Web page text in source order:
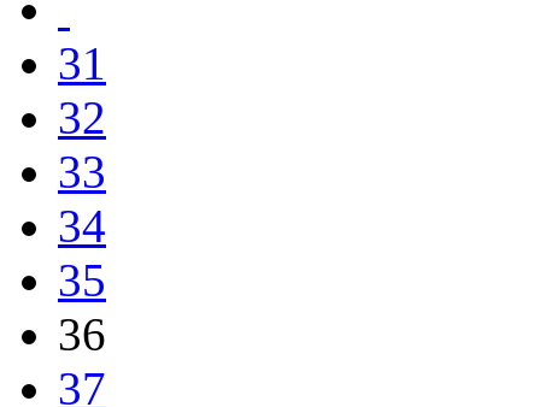
31
32
33
34
35
36
37